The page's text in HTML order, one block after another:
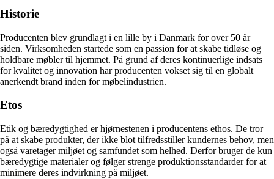
Historie
Producenten blev grundlagt i en lille by i Danmark for over 50 år
siden. Virksomheden startede som en passion for at skabe tidløse og
holdbare møbler til hjemmet. På grund af deres kontinuerlige indsats
for kvalitet og innovation har producenten vokset sig til en globalt
anerkendt brand inden for møbelindustrien.
Etos
Etik og bæredygtighed er hjørnestenen i producentens ethos. De tror
på at skabe produkter, der ikke blot tilfredsstiller kundernes behov, men
også varetager miljøet og samfundet som helhed. Derfor bruger de kun
bæredygtige materialer og følger strenge produktionsstandarder for at
minimere deres indvirkning på miljøet.